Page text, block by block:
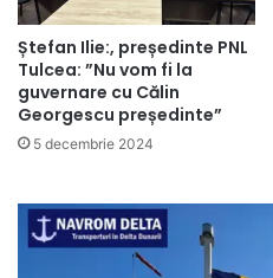
Ștefan Ilie:, președinte PNL
Tulcea: ”Nu vom fi la
guvernare cu Călin
Georgescu președinte”
5 decembrie 2024